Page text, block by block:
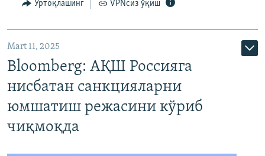
Ўртоқлашинг VPNсиз ўқиш
Mart 11, 2025
Bloomberg: АҚШ Россияга
нисбатан санкцияларни
юмшатиш режасини кўриб
чиқмоқда